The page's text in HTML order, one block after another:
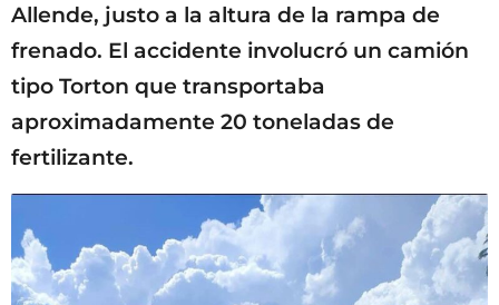
Allende, justo a la altura de la rampa de
frenado. El accidente involucró un camión
tipo Torton que transportaba
aproximadamente 20 toneladas de
fertilizante.